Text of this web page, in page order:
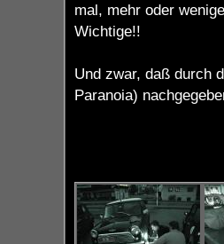
mal, mehr oder
Wichtige!!
Und zwar, daß durch
Paranoia)